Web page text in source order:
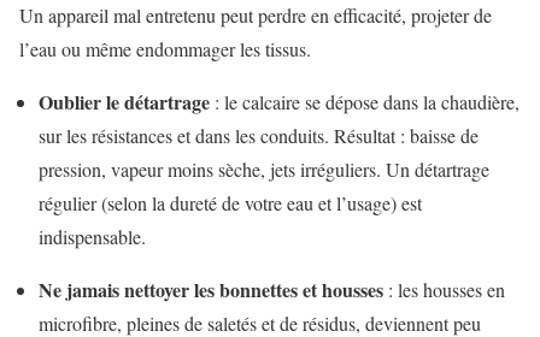
Un appareil mal entretenu peut perdre en efficacité, projeter de
l’eau ou même endommager les tissus.
Oublier le détartrage : le calcaire se dépose dans la chaudière,
sur les résistances et dans les conduits. Résultat : baisse de
pression, vapeur moins sèche, jets irréguliers. Un détartrage
régulier (selon la dureté de votre eau et l’usage) est
indispensable.
Ne jamais nettoyer les bonnettes et housses : les housses en
microfibre, pleines de saletés et de résidus, deviennent peu